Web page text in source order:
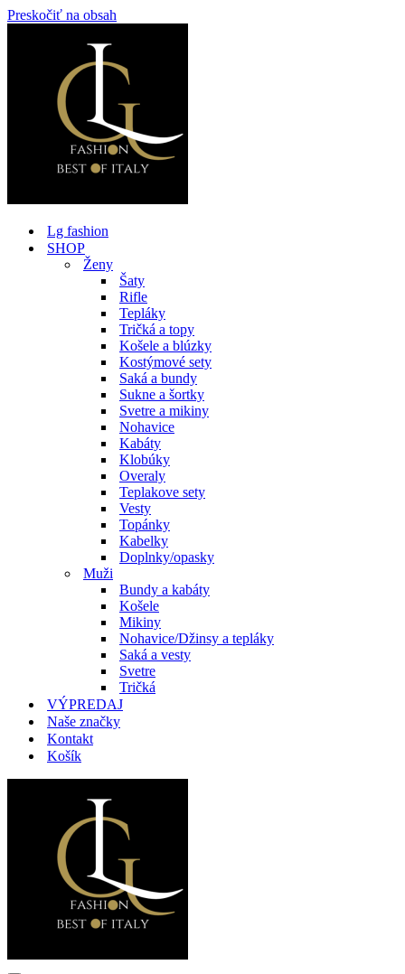
Preskočiť na obsah
Lg fashion
SHOP
Ženy
Šaty
Rifle
Tepláky
Tričká a topy
Košele a blúzky
Kostýmové sety
Saká a bundy
Sukne a šortky
Svetre a mikiny
Nohavice
Kabáty
Klobúky
Overaly
Teplakove sety
Vesty
Topánky
Kabelky
Doplnky/opasky
Muži
Bundy a kabáty
Košele
Mikiny
Nohavice/Džinsy a tepláky
Saká a vesty
Svetre
Tričká
VÝPREDAJ
Naše značky
Kontakt
Košík